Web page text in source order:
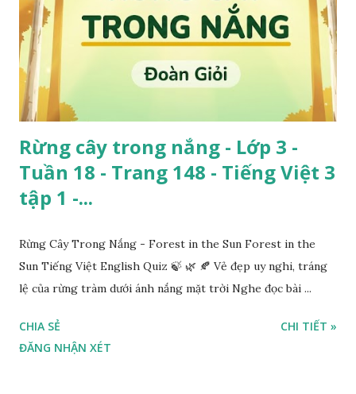
Rừng cây trong nắng - Lớp 3 -
Tuần 18 - Trang 148 - Tiếng Việt 3
tập 1 -...
Rừng Cây Trong Nắng - Forest in the Sun Forest in the
Sun Tiếng Việt English Quiz 🍃 🌿 🍂 Vẻ đẹp uy nghi, tráng
lệ của rừng tràm dưới ánh nắng mặt trời Nghe đọc bài ...
CHIA SẺ
ĐĂNG NHẬN XÉT
CHI TIẾT »